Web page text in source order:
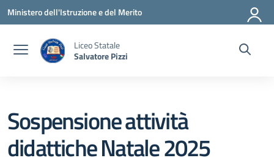
Vai ai contenuti
Vai al menu di navigazione
Vai al footer
Ministero dell'Istruzione e del Merito
Liceo Statale
Salvatore Pizzi
Sospensione attività
didattiche Natale 2025